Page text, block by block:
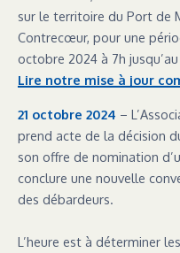
sur le territoire du Port de
Contrecœur, pour une
octobre 2024 à 7h
Lire notre mise à jour
21 octobre 2024 –
prend acte de la décision
son offre de nomination
conclure une nouvelle
des débardeurs.
L’heure est à déterminer